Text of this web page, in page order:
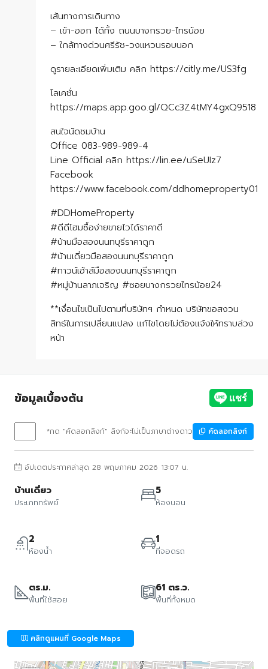
เส้นทางการเดินทาง
– เข้า-ออก ได้ทั้ง ถนนบางกรวย-ไทรน้อย
– ใกล้ทางด่วนศรีรัช-วงแหวนรอบนอก
ดูรายละเอียดเพิ่มเติม คลิก https://citly.me/US3fg
โลเคชั่น
https://maps.app.goo.gl/QCc3Z4tMY4gxQ9518
สนใจนัดชมบ้าน
Office 083-989-989-4
Line Official คลิก https://lin.ee/uSeUIz7
Facebook
https://www.facebook.com/ddhomeproperty01
#DDHomeProperty
#ดีดีโฮมซื้อง่ายขายไวได้ราคาดี
#บ้านมือสองนนทบุรีราคาถูก
#บ้านเดี่ยวมือสองนนทบุรีราคาถูก
#ทาวน์เฮ้าส์มือสองนนทบุรีราคาถูก
#หมู่บ้านลาภเจริญ #ซอยบางกรวยไทรน้อย24
**เงื่อนไขเป็นไปตามที่บริษัทฯ กำหนด บริษัทขอสงวน
สิทธ์ในการเปลี่ยนแปลง แก้ไขโดยไม่ต้องแจ้งให้ทราบล่วง
หน้า
ข้อมูลเบื้องต้น
*กด "คัดลอกลิงก์" ลิงก์จะไม่เป็นภาษาต่างดาว คัดลอกลิงก์
อัปเดตประกาศล่าสุด 28 พฤษภาคม 2026 13:07 น.
บ้านเดี่ยว
ประเภททรัพย์
5
ห้องนอน
2
ห้องน้ำ
1
ที่จอดรถ
ตร.ม.
พื้นที่ใช้สอย
61 ตร.ว.
พื้นที่ทั้งหมด
คลิกดูแผนที่ Google Maps